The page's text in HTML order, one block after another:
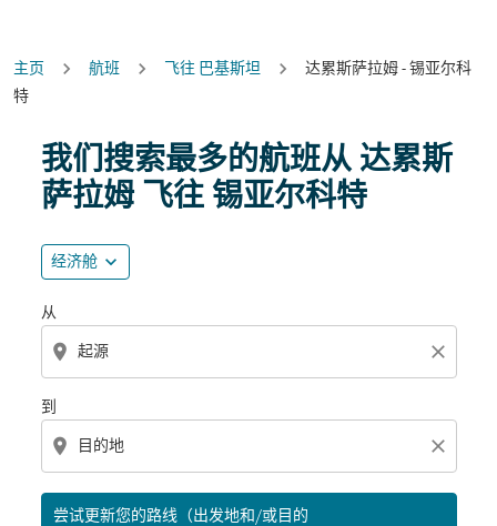
主页 航班 飞往 巴基斯坦
达累斯萨拉姆 - 锡亚尔科
特
我们搜索最多的航班从 达累斯
萨拉姆 飞往 锡亚尔科特
经济舱 expand_more
从
location_on close
到
location_on close
尝试更新您的路线（出发地和/或目的
尝试更新您的路线（出发地和/或目的地）或与下面的各